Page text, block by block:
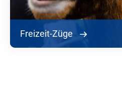
Freizeit-Züge